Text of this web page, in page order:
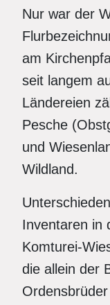
Nur war der
am
seit langem
Ländereien
Pesche
und
Wildland.
Inventaren in
Komturei-
die allein der